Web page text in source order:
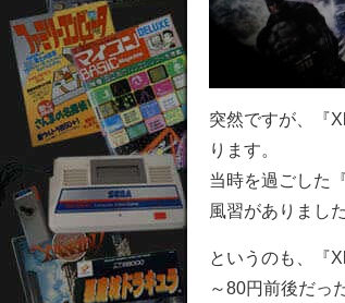
突然ですが、『
ります。
当時を過ごした
風習がありました
というのも、『
～80円前後だっ